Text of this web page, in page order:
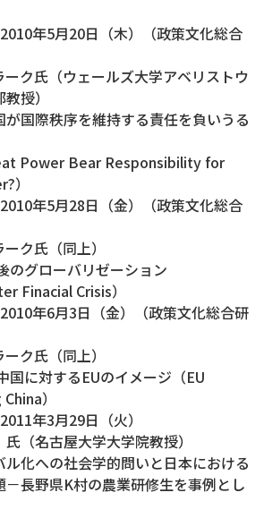
年5月20日（木）（政策文化総合
ク氏（ウェールズ大学アベリストウ
授）
国際秩序を維持する責任を負いうる
Power Bear Responsibility for
）
年5月28日（金）（政策文化総合
ク氏（同上）
のグローバリゼーション
Finacial Crisis）
年6月3日（金）（政策文化総合研
ク氏（同上）
国に対するEUのイメージ（EU
）
年3月29日（火）
名古屋大学大学院教授）
化への社会学的問いと日本における
長野県K村の農業研修生を事例とし